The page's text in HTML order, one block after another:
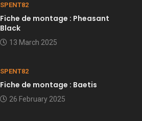
SPENT82
Fiche de montage : Pheasant
Black
13 March 2025
SPENT82
Fiche de montage : Baetis
26 February 2025